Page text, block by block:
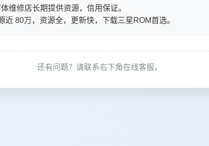
维修店长期提供资源，信用保证。
80万，资源全，更新快，下载三星ROM首选。
还有问题？请联系右下角在线客服。